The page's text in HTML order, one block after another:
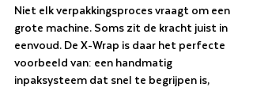
Niet elk verpakkingsproces vraagt om een
grote machine. Soms zit de kracht juist in
eenvoud. De X-Wrap is daar het perfecte
voorbeeld van: een handmatig
inpaksysteem dat snel te begrijpen is,